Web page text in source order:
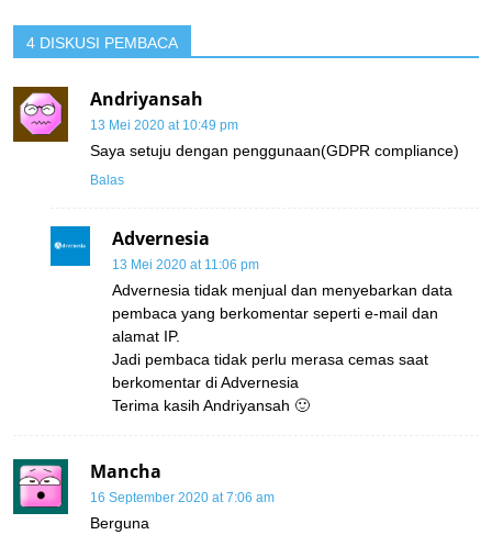
4 DISKUSI PEMBACA
Andriyansah
13 Mei 2020 at 10:49 pm
Saya setuju dengan penggunaan(GDPR compliance)
Balas
Advernesia
13 Mei 2020 at 11:06 pm
Advernesia tidak menjual dan menyebarkan data
pembaca yang berkomentar seperti e-mail dan
alamat IP.
Jadi pembaca tidak perlu merasa cemas saat
berkomentar di Advernesia
Terima kasih Andriyansah 🙂
Mancha
16 September 2020 at 7:06 am
Berguna